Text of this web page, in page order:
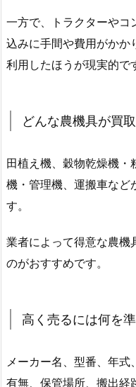
一方で、トラクターやコ
込みに手間や費用がかか
利用したほうが現実的で
どんな農機具が買
田植え機、穀物乾燥機・
機・管理機、運搬車など
す。
業者によって得意な農機
のがおすすめです。
高く売るには何を
メーカー名、型番、年
有無、保管場所、搬出経